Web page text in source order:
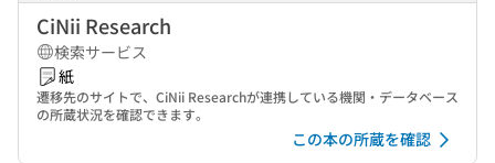
CiNii Research
検索サービス
紙
遷移先のサイトで、CiNii Researchが連携している機関・データベース
の所蔵状況を確認できます。
この本の所蔵を確認